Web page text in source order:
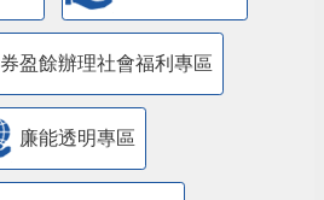
盈餘辦理社會福利專區
廉能透明專區